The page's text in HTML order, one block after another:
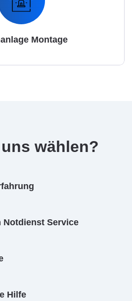
Montage
wählen?
Notdienst Service
Hilfe